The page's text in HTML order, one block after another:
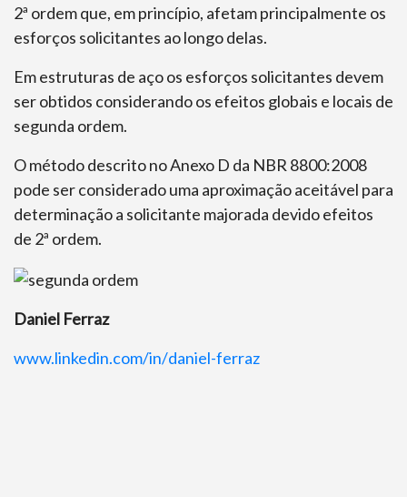
2ª ordem que, em princípio, afetam principalmente os
esforços solicitantes ao longo delas.
Em estruturas de aço os esforços solicitantes devem
ser obtidos considerando os efeitos globais e locais de
segunda ordem.
O método descrito no Anexo D da NBR 8800:2008
pode ser considerado uma aproximação aceitável para
determinação a solicitante majorada devido efeitos
de 2ª ordem.
Daniel Ferraz
www.linkedin.com/in/daniel-ferraz